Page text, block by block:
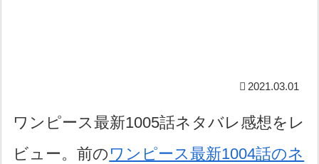
2021.03.01
ワンピース最新1005話ネタバレ感想をレ
ビュー。前の ワンピース最新1004話のネ